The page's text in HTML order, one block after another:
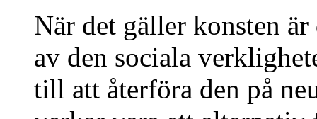
När det gäller konsten
av den sociala
till att återföra den på